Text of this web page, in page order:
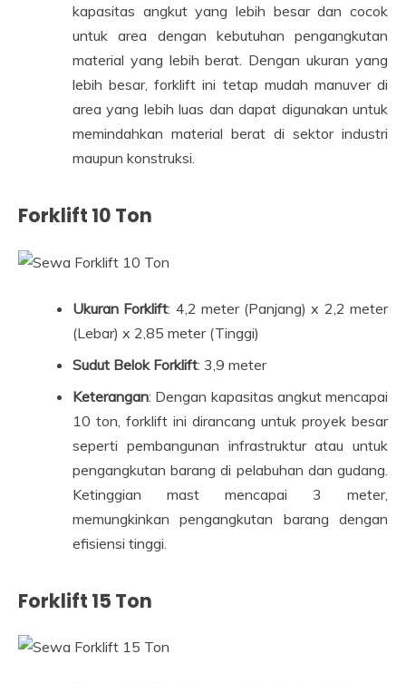
kapasitas angkut yang lebih besar dan cocok
untuk area dengan kebutuhan pengangkutan
material yang lebih berat. Dengan ukuran yang
lebih besar, forklift ini tetap mudah manuver di
area yang lebih luas dan dapat digunakan untuk
memindahkan material berat di sektor industri
maupun konstruksi.
Forklift 10 Ton
Ukuran Forklift: 4,2 meter (Panjang) x 2,2 meter
(Lebar) x 2,85 meter (Tinggi)
Sudut Belok Forklift: 3,9 meter
Keterangan: Dengan kapasitas angkut mencapai
10 ton, forklift ini dirancang untuk proyek besar
seperti pembangunan infrastruktur atau untuk
pengangkutan barang di pelabuhan dan gudang.
Ketinggian mast mencapai 3 meter,
memungkinkan pengangkutan barang dengan
efisiensi tinggi.
Forklift 15 Ton